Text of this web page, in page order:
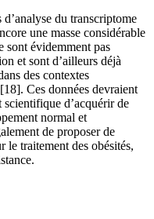
du transcriptome
une masse considérable
sont évidemment pas
et sont d’ailleurs déjà
des contextes
Ces données devraient
d’acquérir de
normal et
de proposer de
le traitement des obésités,